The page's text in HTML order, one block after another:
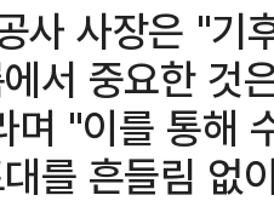
사 사장은 "기
서 중요한 것
며 "이를 통해
를 흔들림 없